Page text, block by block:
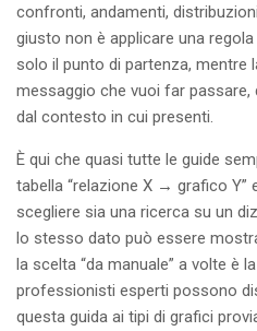
confronti, andamenti,
giusto non è applicare una
solo il punto di partenza, mentre
messaggio che vuoi far passare,
dal contesto in cui presenti.
È qui che quasi tutte le guide
tabella “relazione X → grafico Y”
scegliere sia una ricerca su un
lo stesso dato può essere
la scelta “da manuale” a volte è
professionisti esperti possono
questa guida ai tipi di grafici